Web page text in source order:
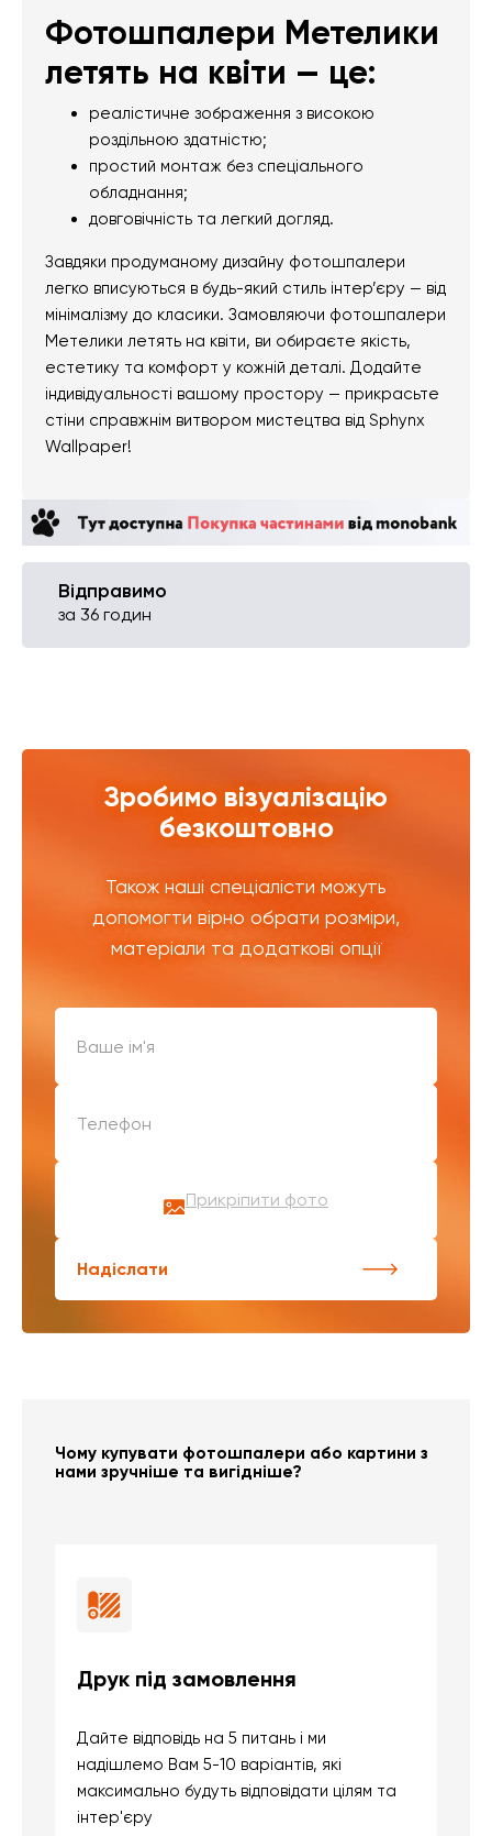
Фотошпалери Метелики
летять на квіти — це:
реалістичне зображення з високою
роздільною здатністю;
простий монтаж без спеціального
обладнання;
довговічність та легкий догляд.
Завдяки продуманому дизайну фотошпалери
легко вписуються в будь-який стиль інтер’єру — від
мінімалізму до класики. Замовляючи фотошпалери
Метелики летять на квіти, ви обираєте якість,
естетику та комфорт у кожній деталі. Додайте
індивідуальності вашому простору — прикрасьте
стіни справжнім витвором мистецтва від Sphynx
Wallpaper!
Відправимо
за 36 годин
Зробимо візуалізацію
безкоштовно
Також наші спеціалісти можуть
допомогти вірно обрати розміри,
матеріали та додаткові опції
Прикріпити фото
Надіслати
Чому купувати фотошпалери або картини з
нами зручніше та вигідніше?
Друк під замовлення
Дайте відповідь на 5 питань і ми
надішлемо Вам 5-10 варіантів, які
максимально будуть відповідати цілям та
інтер'єру